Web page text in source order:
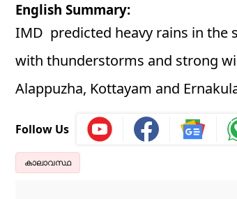
English Summary:
IMD predicted heavy rains in the
with thunderstorms and strong
Alappuzha, Kottayam and
Follow Us
കാലാവസ്ഥ